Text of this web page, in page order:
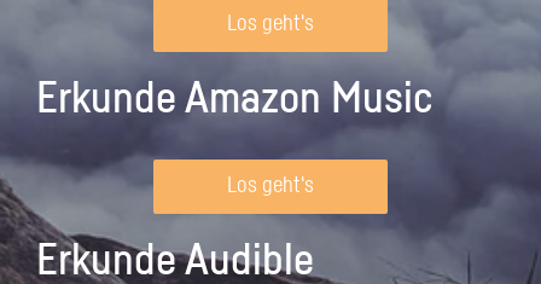
Los geht's
Erkunde Amazon Music
Los geht's
Erkunde Audible